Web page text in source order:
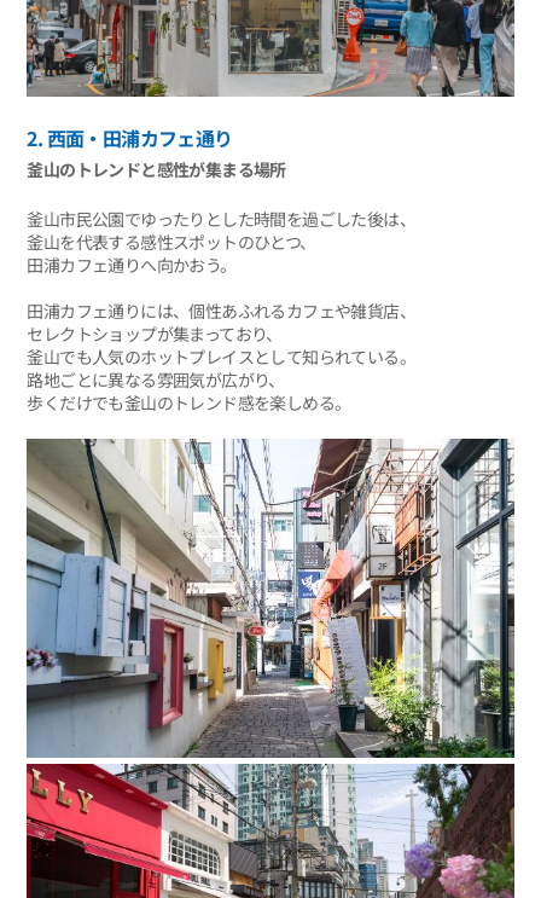
2. 西面・田浦カフェ通り
釜山のトレンドと感性が集まる場所
釜山市民公園でゆったりとした時間を過ごした後は、
釜山を代表する感性スポットのひとつ、
田浦カフェ通りへ向かおう。
田浦カフェ通りには、個性あふれるカフェや雑貨店、
セレクトショップが集まっており、
釜山でも人気のホットプレイスとして知られている。
路地ごとに異なる雰囲気が広がり、
歩くだけでも釜山のトレンド感を楽しめる。